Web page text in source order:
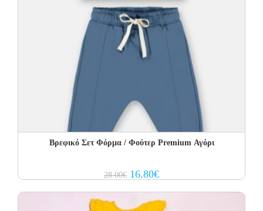
Βρεφικό Σετ Φόρμα / Φούτερ Premium Αγόρι
28.00€ Original
price
16.80€Current
price